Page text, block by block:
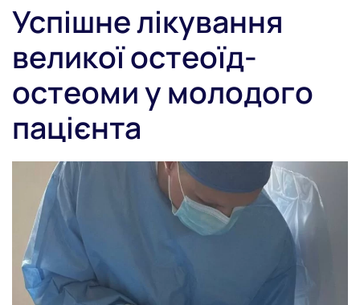
Успішне лікування
великої остеоїд-
остеоми у молодого
пацієнта